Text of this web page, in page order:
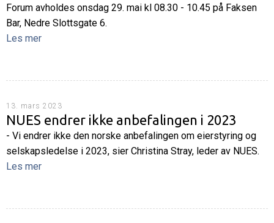
Forum avholdes onsdag 29. mai kl 08.30 - 10.45 på Faksen
Bar, Nedre Slottsgate 6.
Les mer
13. mars 2023
NUES endrer ikke anbefalingen i 2023
- Vi endrer ikke den norske anbefalingen om eierstyring og
selskapsledelse i 2023, sier Christina Stray, leder av NUES.
Les mer